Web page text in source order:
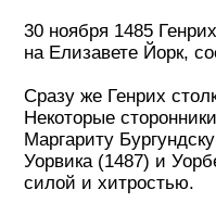
30 ноября 1485
на Елизавете Йорк,
Сразу же Генрих
Некоторые
Маргариту
Уорвика (1487) и
силой и хитростью.